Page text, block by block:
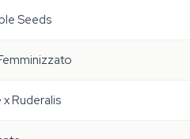
Seeds
Ruderalis